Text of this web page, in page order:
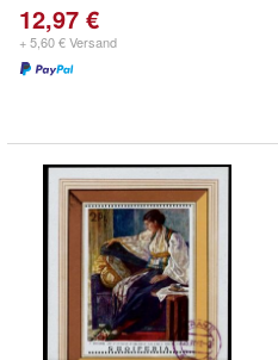
12,97 €
+ 5,60 € Versand